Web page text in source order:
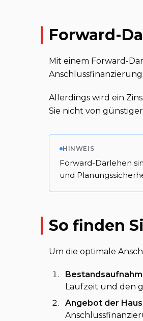
Forward-
Mit einem Forward-
Allerdings wird ein
Sie nicht von
HINWEIS
Forward-Darlehen
und
So finden
Um die optimale
Laufzeit und den
Angebot der